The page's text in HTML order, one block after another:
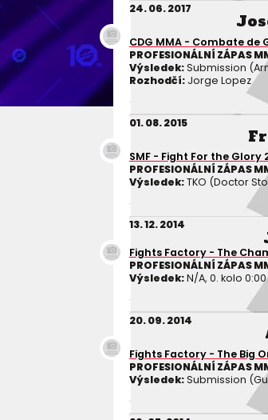
24. 06. 2017
CDG MMA - Combate de
PROFESIONÁLNÍ ZÁPAS
Výsledek:Submission
Rozhodčí:Jorge Lopez
01. 08. 2015
SMF - Fight For the Glory
PROFESIONÁLNÍ ZÁPAS
Výsledek:TKO (Doctor
13. 12. 2014
Fights Factory - The
PROFESIONÁLNÍ ZÁPAS
Výsledek:N/A, 0. kolo 0:00
20. 09. 2014
Fights Factory - The Big
PROFESIONÁLNÍ ZÁPAS
Výsledek:Submission